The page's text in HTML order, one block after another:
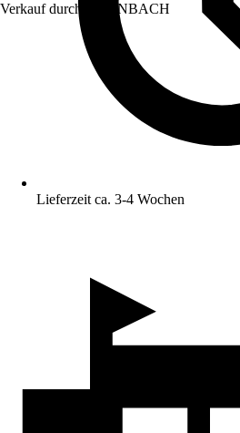
Verkauf durch: HORNBACH
Lieferzeit ca. 3-4 Wochen